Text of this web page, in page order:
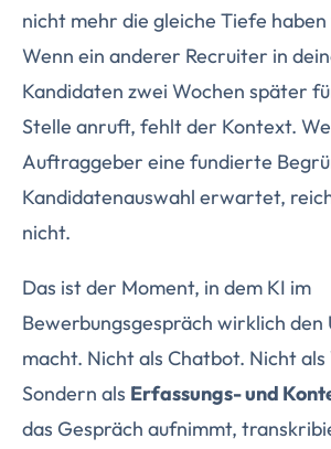
nicht mehr die gleiche Tiefe
Wenn ein anderer Recruiter in
Kandidaten zwei Wochen später
Stelle anruft, fehlt der Kontext.
Auftraggeber eine fundierte
Kandidatenauswahl erwartet,
nicht.
Das ist der Moment, in dem KI im
Bewerbungsgespräch wirklich den
macht. Nicht als Chatbot. Nicht als
Sondern als Erfassungs- und
das Gespräch aufnimmt,